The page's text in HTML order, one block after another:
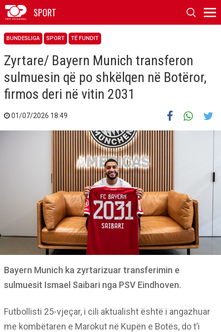
SPORT
BUNDESLIGA SPORT TË FUNDIT
Zyrtare/ Bayern Munich transferon
sulmuesin që po shkëlqen në Botëror,
firmos deri në vitin 2031
01/07/2026 18:49
Bayern Munich ka zyrtarizuar transferimin e
sulmuesit Ismael Saibari nga PSV Eindhoven.
Futbollisti 25-vjeçar, i cili aktualisht është i angazhuar
me kombëtaren e Marokut në Kupën e Botës, do t’i